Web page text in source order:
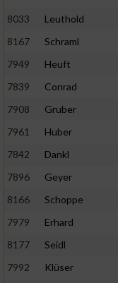
8033
Leuthold
8167
Schraml
7949
Heuft
7839
Conrad
7908
Gruber
7961
Huber
7842
Dankl
7896
Geyer
8166
Schoppe
7979
Erhard
8177
Seidl
7992
Klüser